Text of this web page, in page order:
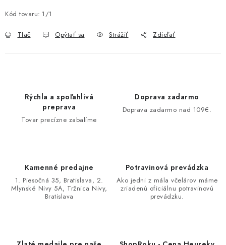
Kód tovaru: 1/1
Tlač Opýtať sa Strážiť Zdieľať
Rýchla a spoľahlivá
preprava
Tovar precízne zabalíme
Doprava zadarmo
Doprava zadarmo nad 109€.
Kamenné predajne
1. Piesočná 35, Bratislava, 2.
Mlynské Nivy 5A, Tržnica Nivy,
Bratislava
Potravinová prevádzka
Ako jedni z mála včelárov máme
zriadenú oficiálnu potravinovú
prevádzku.